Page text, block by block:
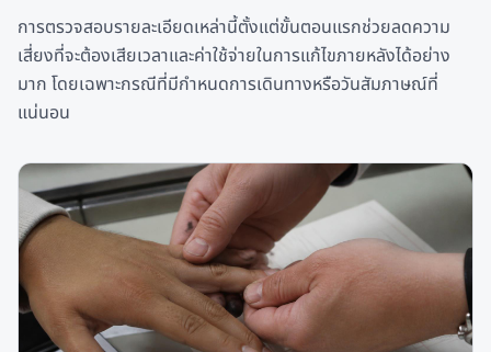
การตรวจสอบรายละเอียดเหล่านี้ตั้งแต่ขั้นตอนแรกช่วยลดความ
เสี่ยงที่จะต้องเสียเวลาและค่าใช้จ่ายในการแก้ไขภายหลังได้อย่าง
มาก โดยเฉพาะกรณีที่มีกำหนดการเดินทางหรือวันสัมภาษณ์ที่
แน่นอน